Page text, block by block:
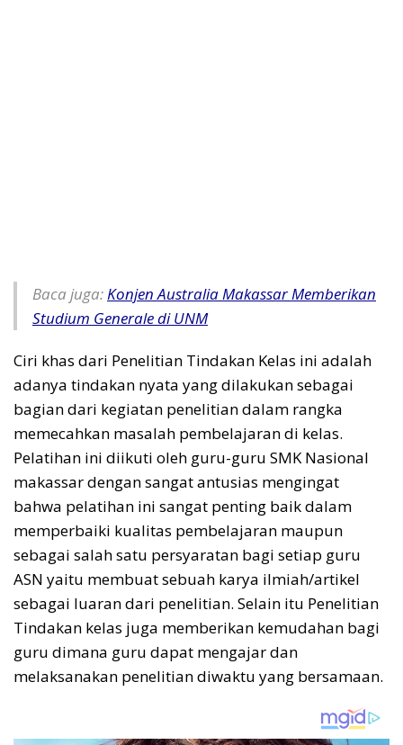
Baca juga:Konjen Australia Makassar Memberikan
Studium Generale di UNM
Ciri khas dari Penelitian Tindakan Kelas ini adalah
adanya tindakan nyata yang dilakukan sebagai
bagian dari kegiatan penelitian dalam rangka
memecahkan masalah pembelajaran di kelas.
Pelatihan ini diikuti oleh guru-guru SMK Nasional
makassar dengan sangat antusias mengingat
bahwa pelatihan ini sangat penting baik dalam
memperbaiki kualitas pembelajaran maupun
sebagai salah satu persyaratan bagi setiap guru
ASN yaitu membuat sebuah karya ilmiah/artikel
sebagai luaran dari penelitian. Selain itu Penelitian
Tindakan kelas juga memberikan kemudahan bagi
guru dimana guru dapat mengajar dan
melaksanakan penelitian diwaktu yang bersamaan.